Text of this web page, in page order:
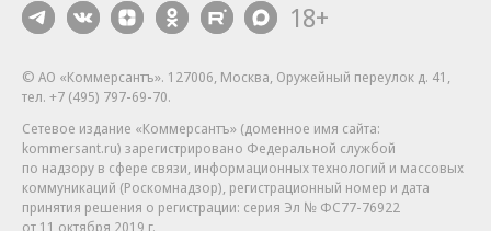
18+
© АО «Коммерсантъ». 127006, Москва, Оружейный переулок д. 41,
тел. +7 (495) 797-69-70.
Сетевое издание «Коммерсантъ» (доменное имя сайта:
kommersant.ru) зарегистрировано Федеральной службой
по надзору в сфере связи, информационных технологий и массовых
коммуникаций (Роскомнадзор), регистрационный номер и дата
принятия решения о регистрации: серия Эл № ФС77-76922
от 11 октября 2019 г.